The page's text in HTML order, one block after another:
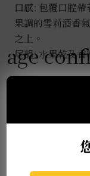
口感: 包覆口腔
果調的雪莉酒香
之上。
尾韻: 水果乾及香
age